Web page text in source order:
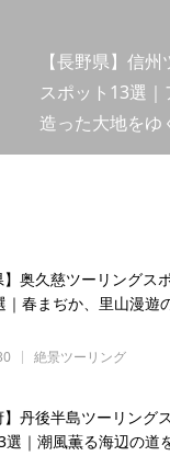
【長野県】信
スポット13選
造った大地をゆ
】奥久慈ツーリングス
｜春まぢか、里山漫遊
絶景ツーリング
】丹後半島ツーリングス
選｜潮風薫る海辺の道